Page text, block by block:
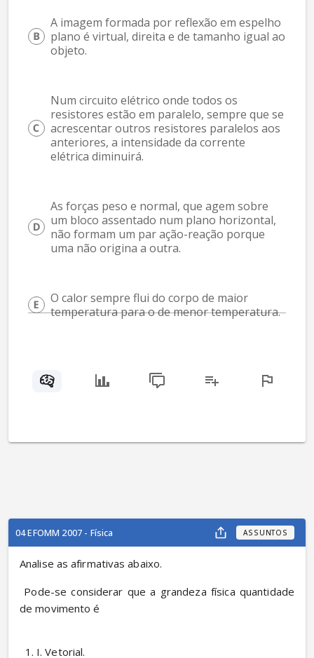
A imagem formada por reflexão em espelho
plano é virtual, direita e de tamanho igual ao
objeto.
Num circuito elétrico onde todos os
resistores estão em paralelo, sempre que se
acrescentar outros resistores paralelos aos
anteriores, a intensidade da corrente
elétrica diminuirá.
As forças peso e normal, que agem sobre
um bloco assentado num plano horizontal,
não formam um par ação-reação porque
uma não origina a outra.
O calor sempre flui do corpo de maior
temperatura para o de menor temperatura.
04 EFOMM 2007 - Física ASSUNTOS
Analise as afirmativas abaixo.
de movimento é
I. Vetorial.